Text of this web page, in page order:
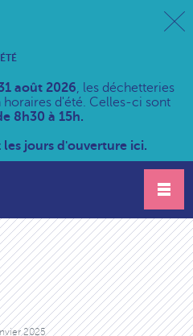
août 2026, les déchetteries
horaires d'été. Celles-ci sont
8h30 à 15h.
les jours d'ouverture ici.
2025